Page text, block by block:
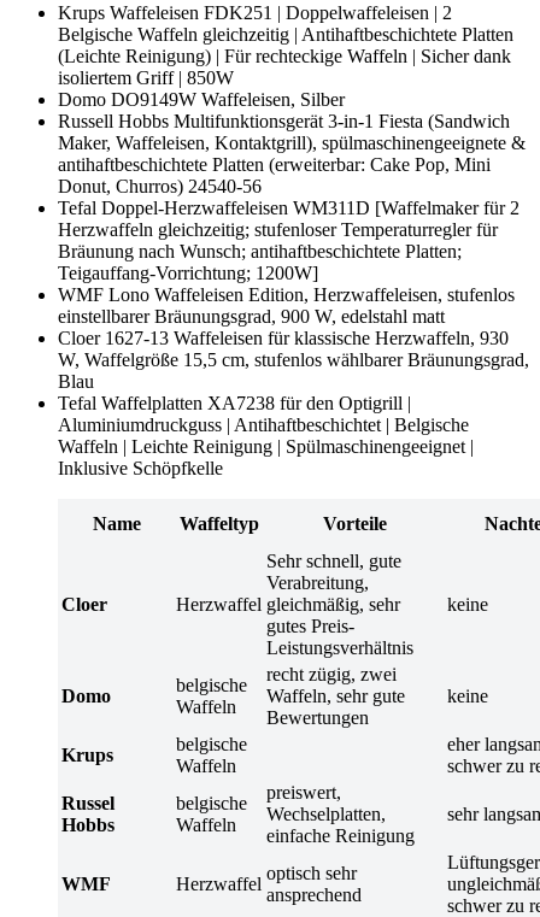
Krups Waffeleisen FDK251 | Doppelwaffeleisen | 2
Belgische Waffeln gleichzeitig | Antihaftbeschichtete Platten
(Leichte Reinigung) | Für rechteckige Waffeln | Sicher dank
isoliertem Griff | 850W
Domo DO9149W Waffeleisen, Silber
Russell Hobbs Multifunktionsgerät 3-in-1 Fiesta (Sandwich
Maker, Waffeleisen, Kontaktgrill), spülmaschinengeeignete &
antihaftbeschichtete Platten (erweiterbar: Cake Pop, Mini
Donut, Churros) 24540-56
Tefal Doppel-Herzwaffeleisen WM311D [Waffelmaker für 2
Herzwaffeln gleichzeitig; stufenloser Temperaturregler für
Bräunung nach Wunsch; antihaftbeschichtete Platten;
Teigauffang-Vorrichtung; 1200W]
WMF Lono Waffeleisen Edition, Herzwaffeleisen, stufenlos
einstellbarer Bräunungsgrad, 900 W, edelstahl matt
Cloer 1627-13 Waffeleisen für klassische Herzwaffeln, 930
W, Waffelgröße 15,5 cm, stufenlos wählbarer Bräunungsgrad,
Blau
Tefal Waffelplatten XA7238 für den Optigrill |
Aluminiumdruckguss | Antihaftbeschichtet | Belgische
Waffeln | Leichte Reinigung | Spülmaschinengeeignet |
Inklusive Schöpfkelle
Name Waffeltyp Vorteile
Cloer Herzwaffel
Sehr schnell, gute
Verabreitung,
gleichmäßig, sehr
gutes Preis-
Leistungsverhältnis
keine
Domo
belgische
Waffeln
recht zügig, zwei
Waffeln, sehr gute
Bewertungen
keine
Krups
belgische
Waffeln
eher
schwer zu
Russel
Hobbs
belgische
Waffeln
preiswert,
Wechselplatten,
einfache Reinigung
sehr
WMF Herzwaffel
optisch sehr
ansprechend
schwer zu